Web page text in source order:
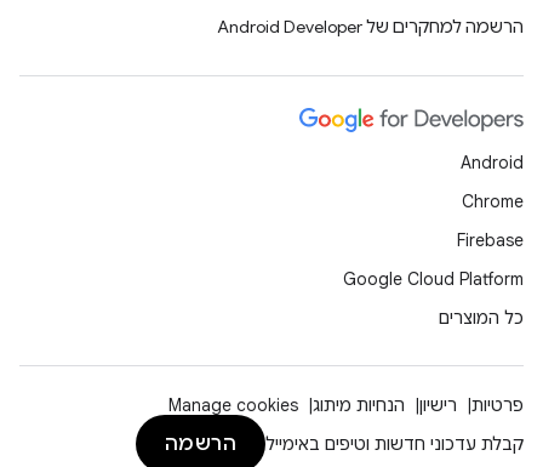
הרשמה למחקרים של Android Developer
Android
Chrome
Firebase
Google Cloud Platform
כל המוצרים
פרטיות רישיון הנחיות מיתוג
Manage cookies
קבלת עדכוני חדשות וטיפים באימייל
הרשמה